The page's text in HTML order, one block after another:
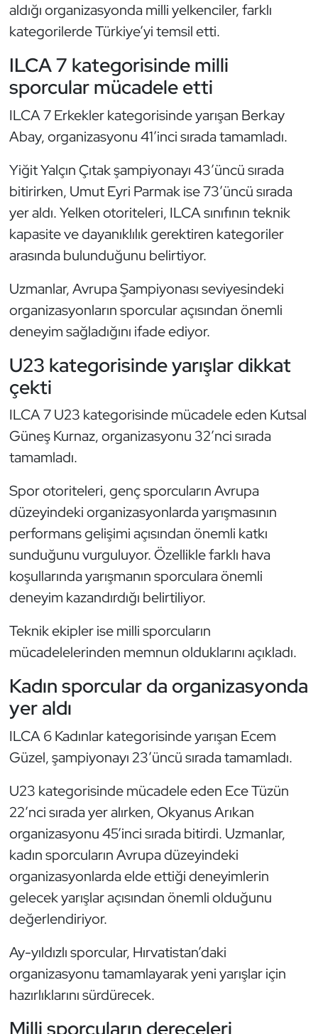
aldığı organizasyonda milli yelkenciler, farklı
kategorilerde Türkiye’yi temsil etti.
ILCA 7 kategorisinde milli
sporcular mücadele etti
ILCA 7 Erkekler kategorisinde yarışan Berkay
Abay, organizasyonu 41’inci sırada tamamladı.
Yiğit Yalçın Çıtak şampiyonayı 43’üncü sırada
bitirirken, Umut Eyri Parmak ise 73’üncü sırada
yer aldı. Yelken otoriteleri, ILCA sınıfının teknik
kapasite ve dayanıklılık gerektiren kategoriler
arasında bulunduğunu belirtiyor.
Uzmanlar, Avrupa Şampiyonası seviyesindeki
organizasyonların sporcular açısından önemli
deneyim sağladığını ifade ediyor.
U23 kategorisinde yarışlar dikkat
çekti
ILCA 7 U23 kategorisinde mücadele eden Kutsal
Güneş Kurnaz, organizasyonu 32’nci sırada
tamamladı.
Spor otoriteleri, genç sporcuların Avrupa
düzeyindeki organizasyonlarda yarışmasının
performans gelişimi açısından önemli katkı
sunduğunu vurguluyor. Özellikle farklı hava
koşullarında yarışmanın sporculara önemli
deneyim kazandırdığı belirtiliyor.
Teknik ekipler ise milli sporcuların
mücadelelerinden memnun olduklarını açıkladı.
Kadın sporcular da organizasyonda
yer aldı
ILCA 6 Kadınlar kategorisinde yarışan Ecem
Güzel, şampiyonayı 23’üncü sırada tamamladı.
U23 kategorisinde mücadele eden Ece Tüzün
22’nci sırada yer alırken, Okyanus Arıkan
organizasyonu 45’inci sırada bitirdi. Uzmanlar,
kadın sporcuların Avrupa düzeyindeki
organizasyonlarda elde ettiği deneyimlerin
gelecek yarışlar açısından önemli olduğunu
değerlendiriyor.
Ay-yıldızlı sporcular, Hırvatistan’daki
organizasyonu tamamlayarak yeni yarışlar için
hazırlıklarını sürdürecek.
Milli sporcuların dereceleri
Genel
Güreş
Halter
Hentbol
İşitme Engelli Sporcular
Judo ve Kuraş
Kano ve Rafting
Karate
Kayak
Kempo
Kick Boks
Kürek
Masa Tenisi
Modern Pentatlon
Motor Sporları
Muay Thai
Optimist
Oryantiring
Paralimpik
Ragbi
Satranç
Su Topu
Sualtı Sporları
Tekvando
Tenis